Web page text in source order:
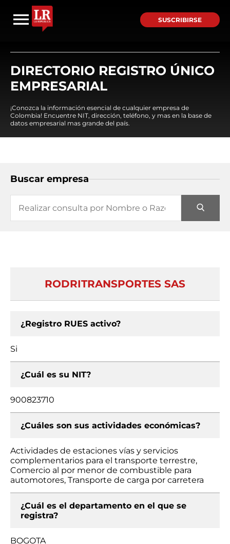
SUSCRIBIRSE
DIRECTORIO REGISTRO ÚNICO
EMPRESARIAL
¡Conozca la información esencial de cualquier empresa de
Colombia! Encuentre NIT, dirección, teléfono, y mas en la base de
datos empresarial mas grande del país.
Buscar empresa
RODRITRANSPORTES SAS
¿Registro RUES activo?
Si
¿Cuál es su NIT?
900823710
¿Cuáles son sus actividades económicas?
Actividades de estaciones vías y servicios
complementarios para el transporte terrestre,
Comercio al por menor de combustible para
automotores, Transporte de carga por carretera
¿Cuál es el departamento en el que se
registra?
BOGOTA